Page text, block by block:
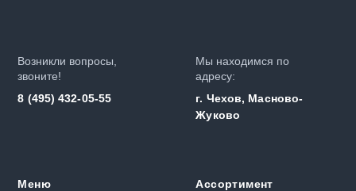
Возникли вопросы,
звоните!
8 (495) 432-05-55
Мы находимся по
адресу:
г. Чехов, Масново-
Жуково
Меню Ассортимент